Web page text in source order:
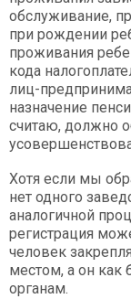
обслуживание,
при рождении
проживания
кода
лиц-
назначение
считаю, должно
Хотя если мы
нет одного
аналогичной
регистрация
человек
местом, а он как
органам.